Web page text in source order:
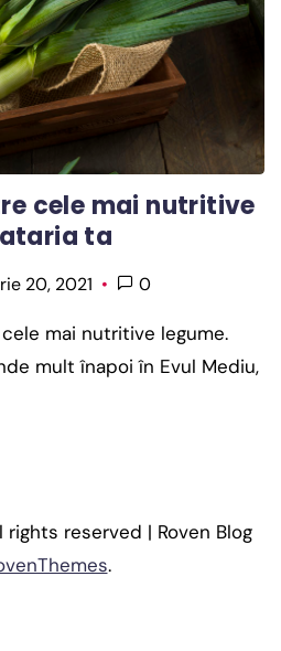
cele mai nutritive
ta
20, 2021 0
mai nutritive legume.
mult înapoi în Evul Mediu,
reserved | Roven Blog
.